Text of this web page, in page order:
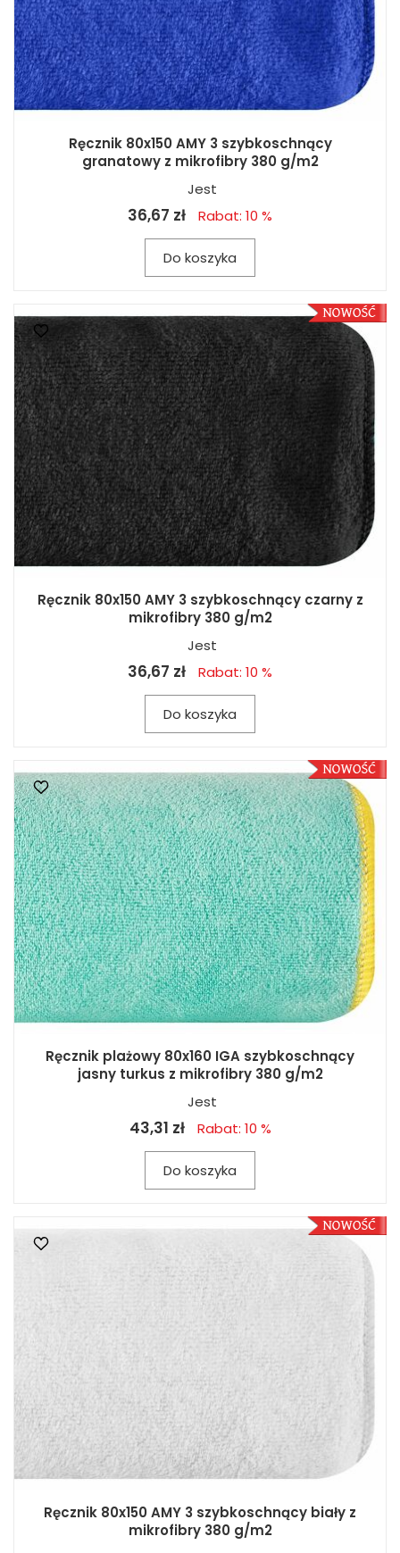
Ręcznik 80x150 AMY 3 szybkoschnący
granatowy z mikrofibry 380 g/m2
Jest
36,67 zł Rabat: 10 %
Do koszyka
Ręcznik 80x150 AMY 3 szybkoschnący czarny z
mikrofibry 380 g/m2
Jest
36,67 zł Rabat: 10 %
Do koszyka
Ręcznik plażowy 80x160 IGA szybkoschnący
jasny turkus z mikrofibry 380 g/m2
Jest
43,31 zł Rabat: 10 %
Do koszyka
Ręcznik 80x150 AMY 3 szybkoschnący biały z
mikrofibry 380 g/m2